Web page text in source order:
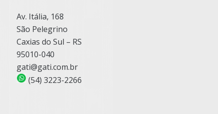
Av. Itália, 168
São Pelegrino
Caxias do Sul – RS
95010-040
gati@gati.com.br
(54) 3223-2266